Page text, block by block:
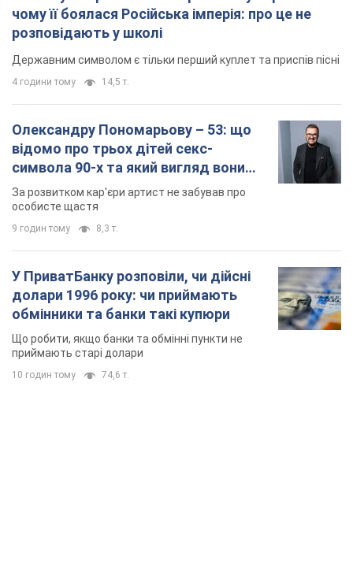
чому її боялася Російська імперія: про це не
розповідають у школі
Державним символом є тільки перший куплет та приспів пісні
4 години тому 14,5 т.
Олександру Пономарьову – 53: що
відомо про трьох дітей секс-
символа 90-х та який вигляд вони
мають
За розвитком кар'єри артист не забував про
особисте щастя
9 годин тому 8,3 т.
У ПриватБанку розповіли, чи дійсні
долари 1996 року: чи приймають
обмінники та банки такі купюри
Що робити, якщо банки та обмінні пункти не
приймають старі долари
10 годин тому 74,6 т.